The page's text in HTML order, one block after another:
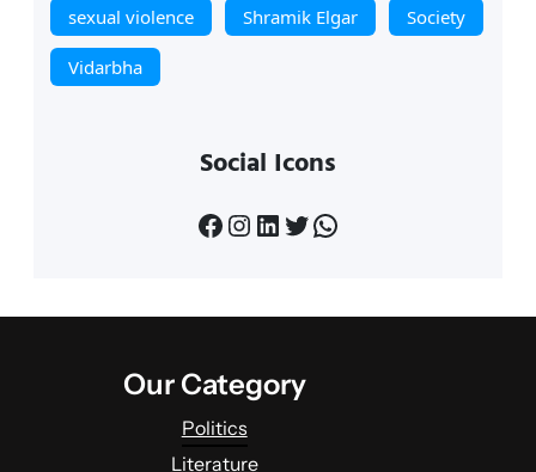
sexual violence Shramik Elgar Society
Vidarbha
Social Icons
Facebook InstagramLinkedIn Twitter WhatsApp
Our Category
Politics
Literature